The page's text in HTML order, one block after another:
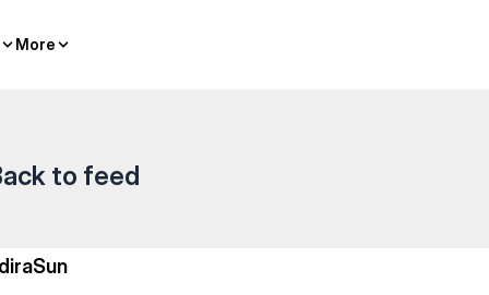
More
Moreнедели не могла
to feed